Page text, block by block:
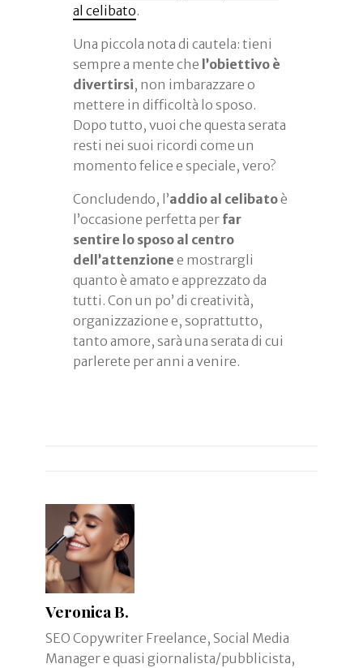
al celibato.
Una piccola nota di cautela: tieni
sempre a mente che l’obiettivo è
divertirsi, non imbarazzare o
mettere in difficoltà lo sposo.
Dopo tutto, vuoi che questa serata
resti nei suoi ricordi come un
momento felice e speciale, vero?
Concludendo, l’addio al celibatoè
l’occasione perfetta perfar
sentire lo sposo al centro
dell’attenzione e mostrargli
quanto è amato e apprezzato da
tutti. Con un po’ di creatività,
organizzazione e, soprattutto,
tanto amore, sarà una serata di cui
parlerete per anni a venire.
Veronica B.
SEO Copywriter Freelance, Social Media
Manager e quasi giornalista/pubblicista,